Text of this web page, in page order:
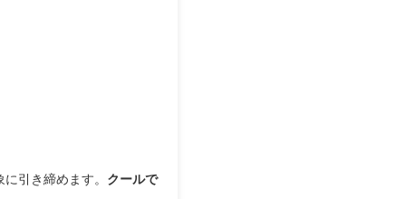
引き締めます。 クールで